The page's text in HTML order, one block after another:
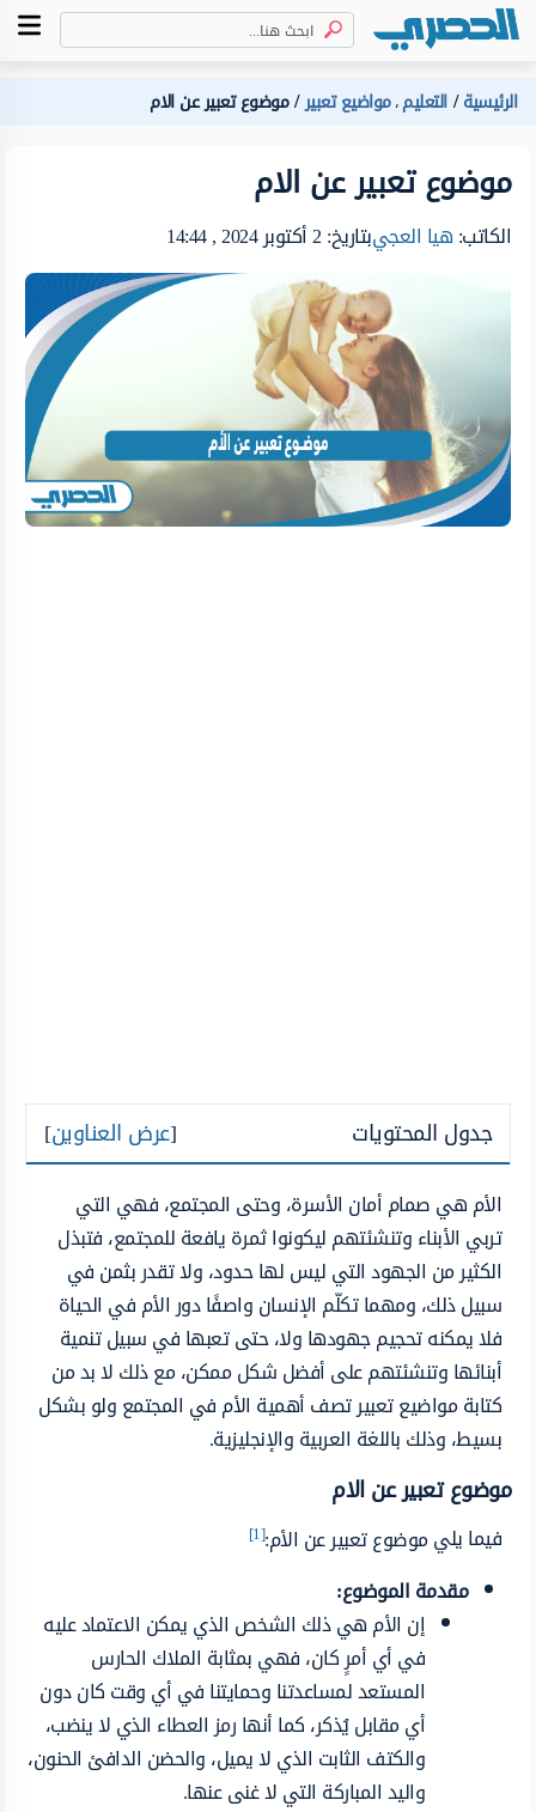
الرئيسية التعليم،مواضيع تعبير موضوع تعبير عن الام
موضوع تعبير عن الام
الكاتب:هيا العجيبتاريخ: 2 أكتوبر 2024 , 14:44
جدول المحتويات [عرض العناوين]
الأم هي صمام أمان الأسرة، وحتى المجتمع، فهي التي
تربي الأبناء وتنشئتهم ليكونوا ثمرة يافعة للمجتمع، فتبذل
الكثير من الجهود التي ليس لها حدود، ولا تقدر بثمن في
سبيل ذلك، ومهما تكلّم الإنسان واصفًا دور الأم في الحياة
فلا يمكنه تحجيم جهودها ولا، حتى تعبها في سبيل تنمية
أبنائها وتنشئتهم على أفضل شكل ممكن، مع ذلك لا بد من
كتابة مواضيع تعبير تصف أهمية الأم في المجتمع ولو بشكل
بسيط، وذلك باللغة العربية والإنجليزية.
موضوع تعبير عن الام
فيما يليموضوع تعبير عن الأم:[1]
مقدمة الموضوع:
إن الأم هي ذلك الشخص الذي يمكن الاعتماد عليه
في أي أمرٍ كان، فهي بمثابة الملاك الحارس
المستعد لمساعدتنا وحمايتنا في أي وقت كان دون
أي مقابل يُذكر، كما أنها رمز العطاء الذي لا ينضب،
والكتف الثابت الذي لا يميل، والحضن الدافئ الحنون،
واليد المباركة التي لا غنى عنها.